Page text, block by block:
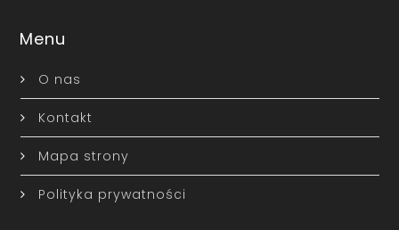
Menu
O nas
Kontakt
Mapa strony
Polityka prywatności